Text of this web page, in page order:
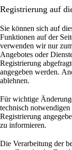
Registrierung auf
Sie können sich auf
Funktionen auf der
verwenden wir nur
Angebotes oder
Registrierung
angegeben werden.
ablehnen.
Für wichtige
technisch
Registrierung
zu informieren.
Die Verarbeitung der